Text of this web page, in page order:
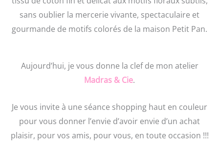
sans oublier la mercerie vivante, spectaculaire et
gourmande de motifs colorés de la maison Petit Pan.
Aujourd’hui, je vous donne la clef de mon atelier
Madras & Cie.
Je vous invite à une séance shopping haut en couleur
pour vous donner l’envie d’avoir envie d’un achat
plaisir, pour vos amis, pour vous, en toute occasion !!!